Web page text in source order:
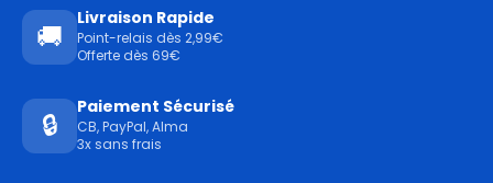
🚚
Livraison Rapide
Point-relais dès 2,99€
Offerte dès 69€
🔒
Paiement Sécurisé
CB, PayPal, Alma
3x sans frais